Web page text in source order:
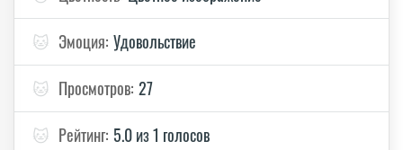
🐱 Эмоция: Удовольствие
🐱 Просмотров: 27
🐱 Рейтинг: 5.0 из 1 голосов